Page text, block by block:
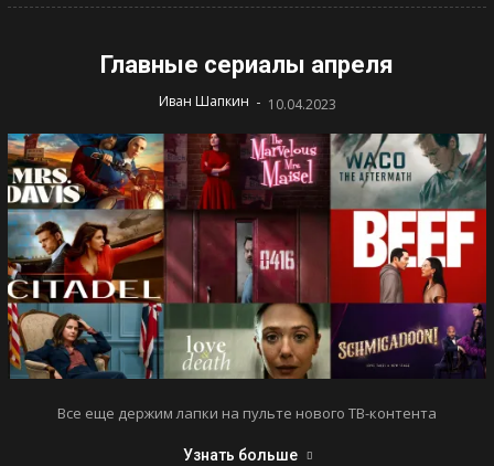
Главные сериалы апреля
Иван Шапкин - 10.04.2023
Все еще держим лапки на пульте нового ТВ-контента
Узнать больше